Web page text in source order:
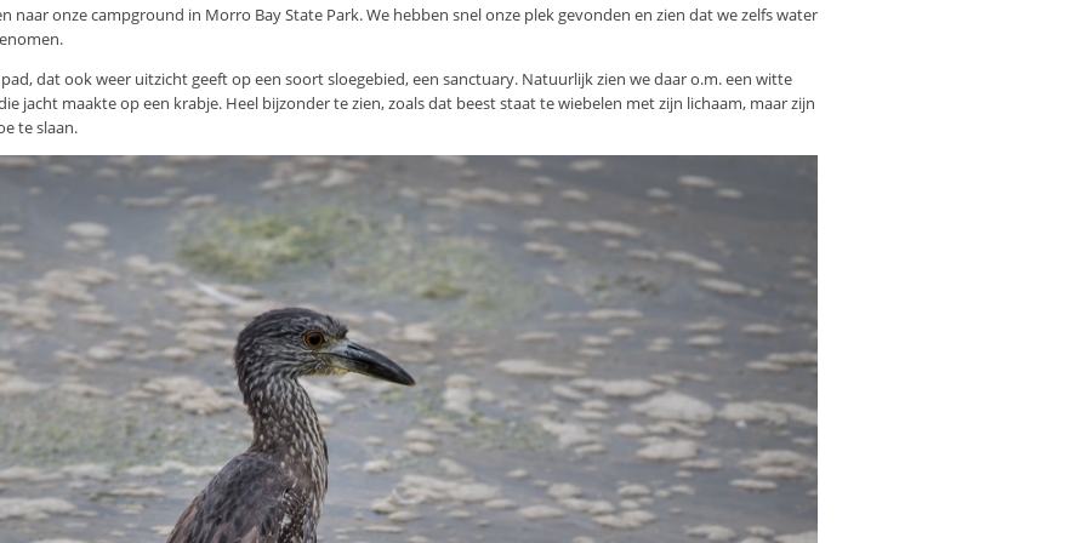
naar onze campground in Morro Bay State Park. We hebben snel onze plek gevonden en zien dat we zelfs water
dat ook weer uitzicht geeft op een soort sloegebied, een sanctuary. Natuurlijk zien we daar o.m. een witte
jacht maakte op een krabje. Heel bijzonder te zien, zoals dat beest staat te wiebelen met zijn lichaam, maar zijn
te slaan.